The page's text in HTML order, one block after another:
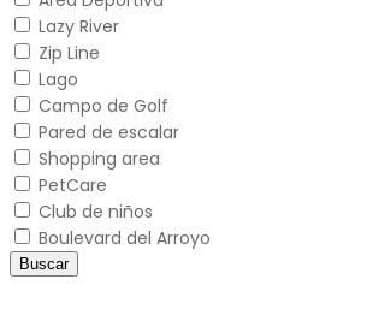
Lazy River
Zip Line
Lago
Campo de Golf
Pared de escalar
Shopping area
PetCare
Club de niños
Boulevard del Arroyo
Buscar